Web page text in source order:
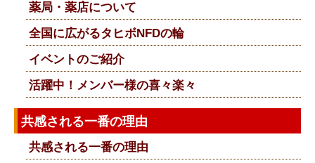
薬局・薬店について
全国に広がるタヒボNFDの輪
イベントのご紹介
活躍中！メンバー様の喜々楽々
共感される一番の理由
共感される一番の理由